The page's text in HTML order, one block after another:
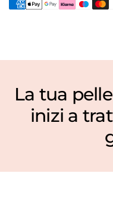
Pro Glow
01 Pearly
La tua
inizi a